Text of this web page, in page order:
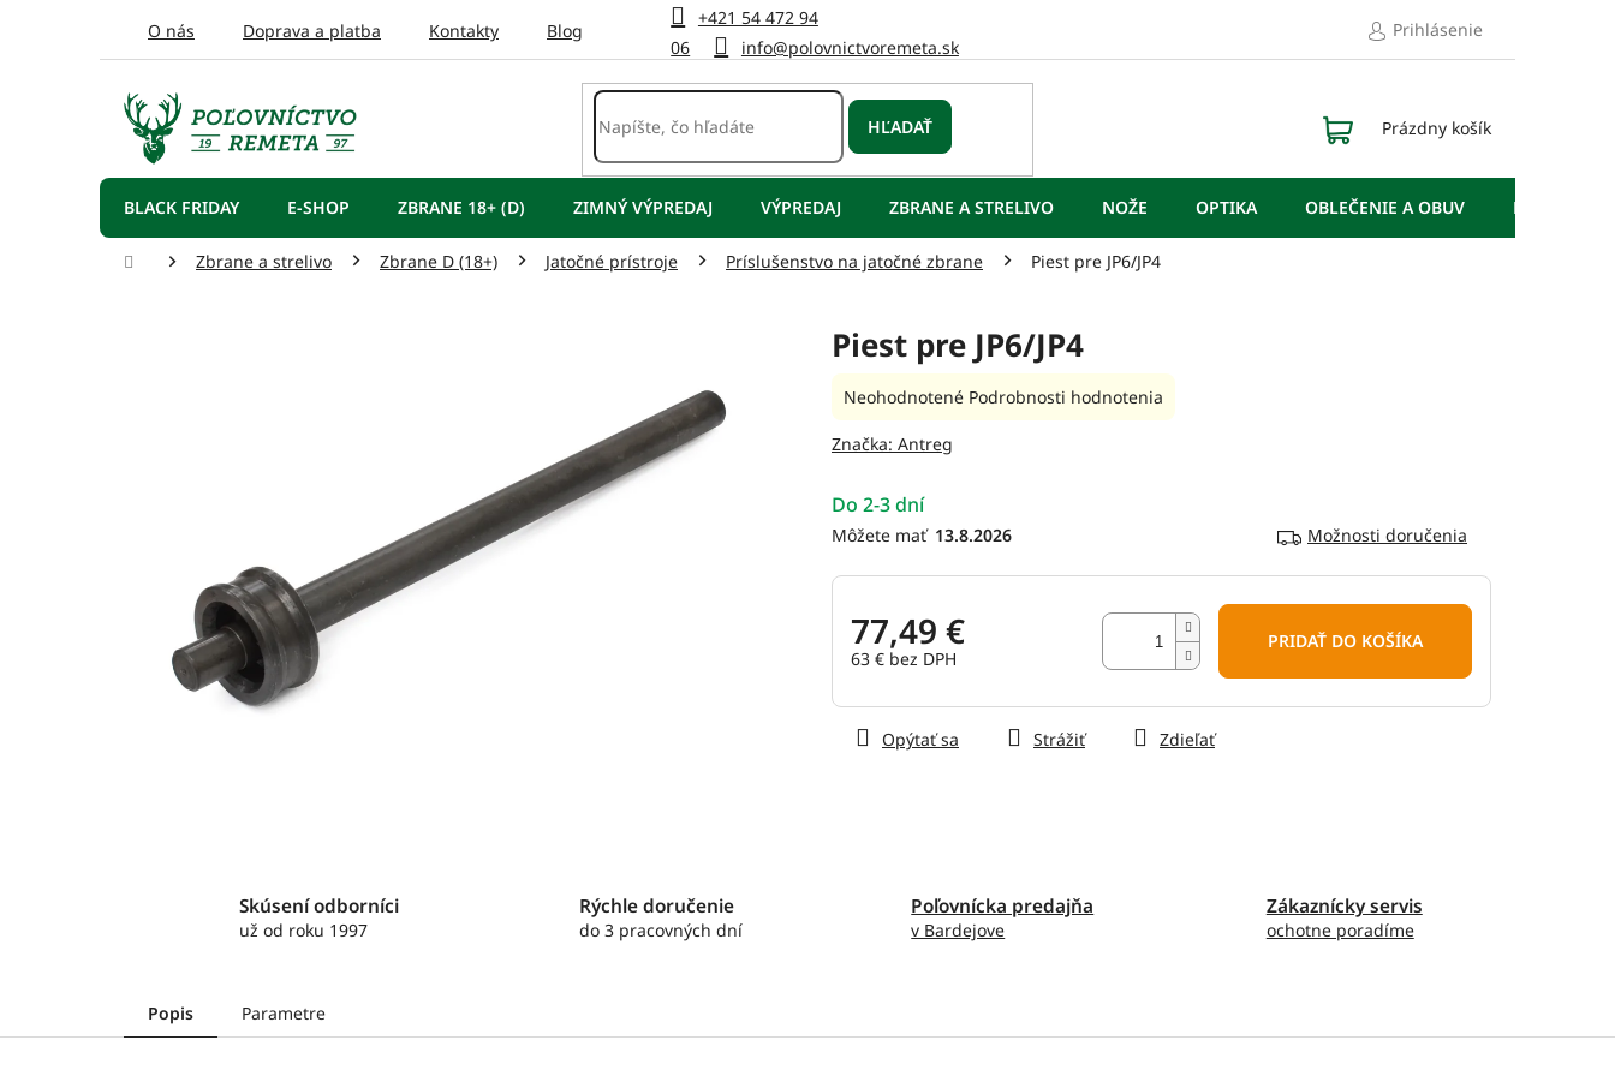
+421 54 472 94
06
info@polovnictvoremeta.sk
O nás Doprava a platba Kontakty Blog Prihlásenie
HĽADAŤ
NÁKUPNÝ
Prázdny košík
BLACK FRIDAY E-SHOP ZBRANE 18+ (D) ZIMNÝ VÝPREDAJ VÝPREDAJ ZBRANE A STRELIVO NOŽE OPTIKA OBLEČENIE A OBUV DOPLNKY
DomovZbrane a strelivo Zbrane D (18+) Jatočné prístroje Príslušenstvo na jatočné zbrane Piest pre JP6/JP4
Piest pre JP6/JP4
Do 2-3 dní
13.8.2026 Možnosti doručenia
77,49 €
63 € bez DPH
cena:
PRIDAŤ DO KOŠÍKA
Opýtať sa Strážiť Zdieľať
Priemerné
produktu
z
5
Neohodnotené Podrobnosti hodnotenia
Značka: Antreg
Skúsení odborníci
už od roku 1997
Rýchle doručenie
do 3 pracovných dní
Poľovnícka predajňa
v Bardejove
Zákaznícky servis
ochotne poradíme
Popis Parametre